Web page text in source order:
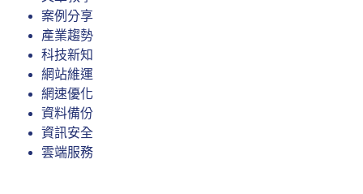
案例分享
產業趨勢
科技新知
網站維運
網速優化
資料備份
資訊安全
雲端服務